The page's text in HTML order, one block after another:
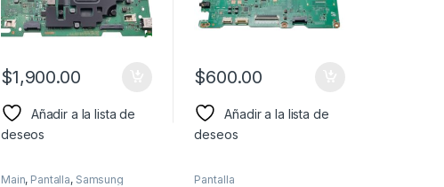
$1,900.00
Añadir a la lista de
deseos
$600.00
Añadir a la lista de
deseos
Main, Pantalla, Samsung Pantalla